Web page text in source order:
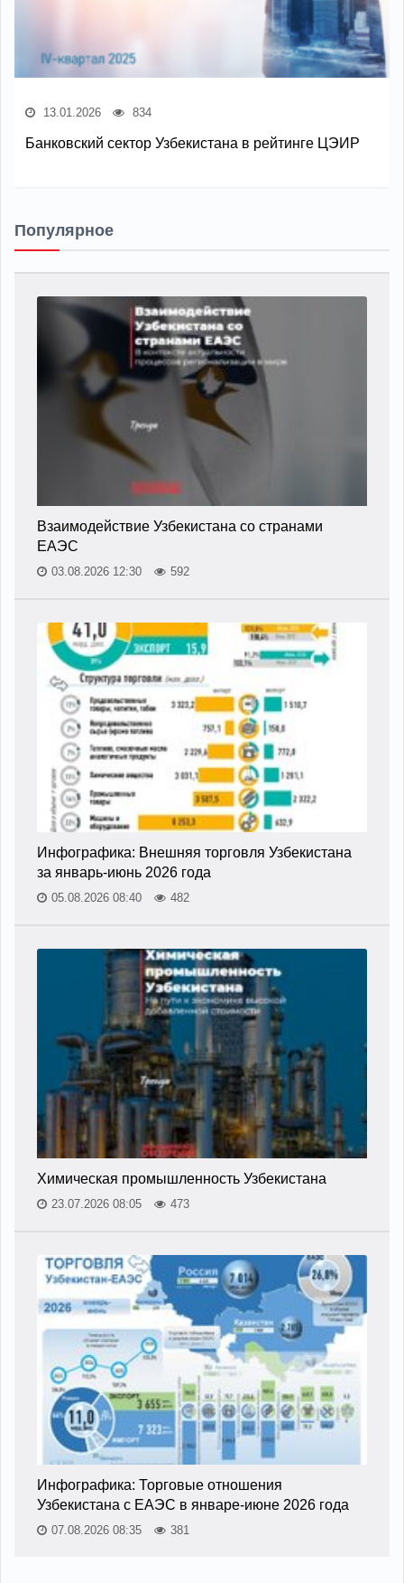
13.01.2026 834
Банковский сектор Узбекистана в рейтинге ЦЭИР
Популярное
Взаимодействие Узбекистана со странами
ЕАЭС
03.08.2026 12:30 592
Инфографика: Внешняя торговля Узбекистана
за январь-июнь 2026 года
05.08.2026 08:40 482
Химическая промышленность Узбекистана
23.07.2026 08:05 473
Инфографика: Торговые отношения
Узбекистана с ЕАЭС в январе-июне 2026 года
07.08.2026 08:35 381